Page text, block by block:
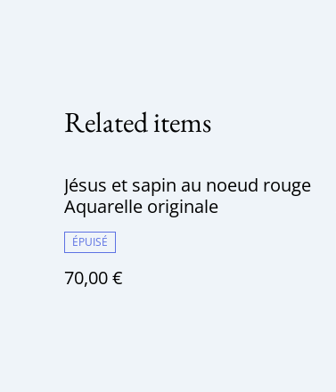
Related items
Jésus et sapin au noeud rouge
Aquarelle originale
ÉPUISÉ
70,00 €